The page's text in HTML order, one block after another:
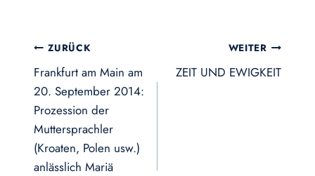
Beitragsnavigation
ZURÜCK
Frankfurt am Main am
20. September 2014:
Prozession der
Muttersprachler
(Kroaten, Polen usw.)
anlässlich Mariä
WEITER
ZEIT UND EWIGKEIT